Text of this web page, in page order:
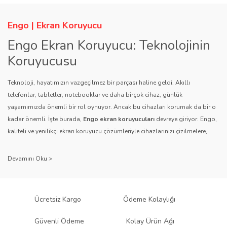
Engo | Ekran Koruyucu
Engo Ekran Koruyucu: Teknolojinin
Koruyucusu
Teknoloji, hayatımızın vazgeçilmez bir parçası haline geldi. Akıllı
telefonlar, tabletler, notebooklar ve daha birçok cihaz, günlük
yaşamımızda önemli bir rol oynuyor. Ancak bu cihazları korumak da bir o
kadar önemli. İşte burada, Engo ekran koruyucuları devreye giriyor. Engo,
kaliteli ve yenilikçi ekran koruyucu çözümleriyle cihazlarınızı çizilmelere,
sağlıyor.
Engo ekran koruyucuları
, uzun yıllara dayanan tecrübesi ve teknolojiye
ürününü titiz bir kalite kontrol sürecinden geçirir. Kullanıcı dostu tasarımı
Ücretsiz Kargo Ödeme Kolaylığı
Güvenli Ödeme Kolay Ürün Ağı